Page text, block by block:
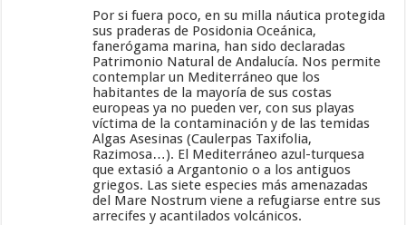
Por si fuera poco, en su milla náutica protegida
sus praderas de Posidonia Oceánica,
fanerógama marina, han sido declaradas
Patrimonio Natural de Andalucía. Nos permite
contemplar un Mediterráneo que los
habitantes de la mayoría de sus costas
europeas ya no pueden ver, con sus playas
víctima de la contaminación y de las temidas
Algas Asesinas (Caulerpas Taxifolia,
Razimosa…). El Mediterráneo azul-turquesa
que extasió a Argantonio o a los antiguos
griegos. Las siete especies más amenazadas
del Mare Nostrum viene a refugiarse entre sus
arrecifes y acantilados volcánicos.